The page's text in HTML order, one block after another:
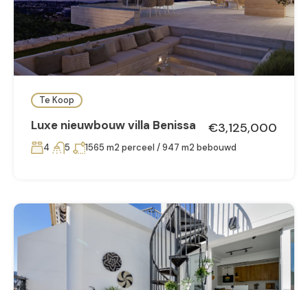
Te Koop
Luxe nieuwbouw villa Benissa €3,125,000
4 5 1565 m2 perceel / 947 m2 bebouwd